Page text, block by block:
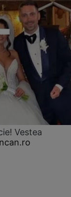
Vestea